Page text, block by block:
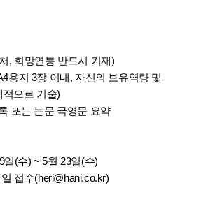
, 희망연봉 반드시 기재)
용지 3장 이내, 자신의 보유역량 및
적으로 기술)
또는 논문 국영문 요약
일(수) ~ 5월 23일(수)
접수(heri@hani.co.kr)